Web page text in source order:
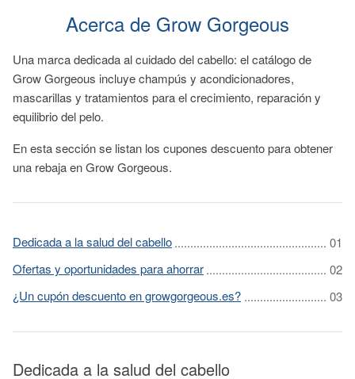
Acerca de Grow Gorgeous
Una marca dedicada al cuidado del cabello: el catálogo de
Grow Gorgeous incluye champús y acondicionadores,
mascarillas y tratamientos para el crecimiento, reparación y
equilibrio del pelo.
En esta sección se listan los cupones descuento para obtener
una rebaja en Grow Gorgeous.
Dedicada a la salud del cabello
Ofertas y oportunidades para ahorrar
¿Un cupón descuento en growgorgeous.es?
Dedicada a la salud del cabello